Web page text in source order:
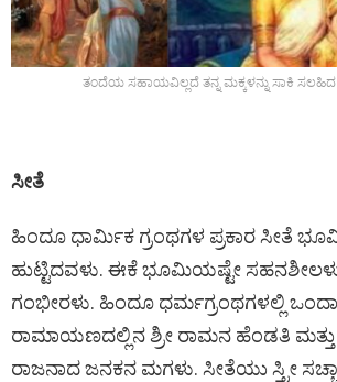
ತಂದೆಯ ಸಹಾಯವಿಲ್ಲದೆ ತನ್ನ ಮಕ್ಕಳನ್ನು ಸಾಕಿ
ಸೀತೆ
ಹಿಂದೂ ಧಾರ್ಮಿಕ ಗ್ರಂಥಗಳ ಪ್ರಕಾರ ಸೀತೆ
ಹುಟ್ಟಿದವಳು. ಈಕೆ ಭೂಮಿಯಷ್ಟೇ
ಗಂಭೀರಳು. ಹಿಂದೂ ಧರ್ಮಗ್ರಂಥಗಳಲ್ಲಿ
ರಾಮಾಯಣದಲ್ಲಿನ ಶ್ರೀ ರಾಮನ ಹೆಂಡತಿ
ರಾಜನಾದ ಜನಕನ ಮಗಳು. ಸೀತೆಯು ಸ್ತ್ರೀ